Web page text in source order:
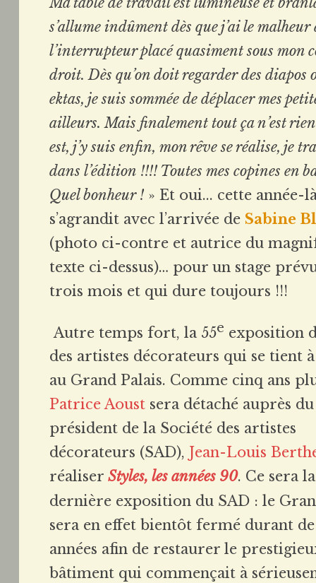
s’allume indûment dès que j’ai le malheur
l’interrupteur placé quasiment sous mon
droit. Dès qu’on doit regarder des diapos
ektas, je suis sommée de déplacer mes
ailleurs. Mais finalement tout ça n’est
est, j’y suis enfin, mon rêve se réalise, je
dans l’édition !!!! Toutes mes copines en
Quel bonheur ! » Et oui... cette année-
s’agrandit avec l’arrivée de Sabine
(photo ci-contre et autrice du
texte ci-dessus)… pour un stage
trois mois et qui dure toujours !!!
Autre temps fort, la 55e exposition
des artistes décorateurs qui se tient
au Grand Palais. Comme cinq ans
Patrice Aoust sera détaché auprès du
président de la Société des artistes
décorateurs (SAD), Jean-Louis
réaliser Styles, les années 90. Ce sera la
dernière exposition du SAD : le
sera en effet bientôt fermé durant
années afin de restaurer le
bâtiment qui commençait à